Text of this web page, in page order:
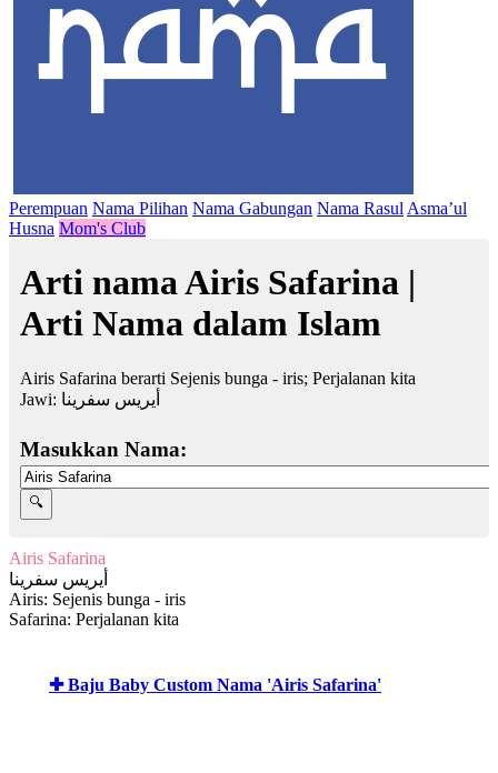
Perempuan Nama Pilihan Nama Gabungan Nama Rasul Asma’ul
Husna Mom's Club
Arti nama Airis Safarina |
Arti Nama dalam Islam
Airis Safarina berarti Sejenis bunga - iris; Perjalanan kita
Jawi: أيريس سفرينا
Masukkan Nama:
Airis Safarina
أيريس سفرينا
Airis: Sejenis bunga - iris
Safarina: Perjalanan kita
✚ Baju Baby Custom Nama 'Airis Safarina'